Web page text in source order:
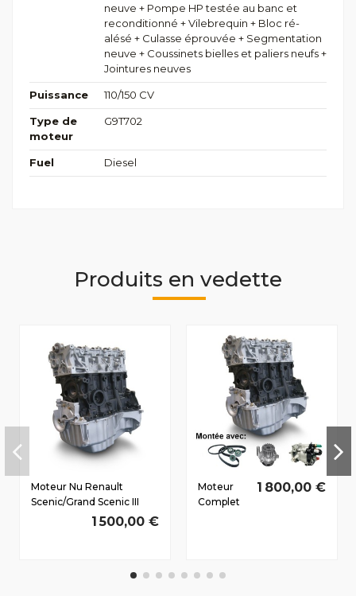
neuve + Pompe HP testée au banc et
reconditionné + Vilebrequin + Bloc ré-
alésé + Culasse éprouvée + Segmentation
neuve + Coussinets bielles et paliers neufs +
Jointures neuves
Puissance 110/150 CV
Type de
moteur
G9T702
Fuel Diesel
Produits en vedette
Moteur Nu Renault
Scenic/Grand Scenic III
Dès 2009 1.5 D dCi1 500,00 €
Moteur
Complet
K9K837
1 800,00 €